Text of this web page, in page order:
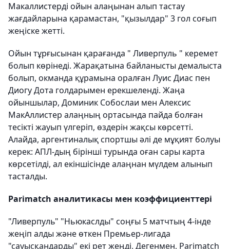
Макаллистерді ойын алаңынан алып тастау
жағдайларына қарамастан, "қызылдар" 3 гол соғып
жеңіске жетті.
Ойын тұрғысынан қарағанда " Ливерпуль " керемет
болып көрінеді. Жарақатына байланысты демалыста
болып, окманда құрамына оралған Луис Диас пен
Диогу Дота голдарымен ерекшеленді. Жаңа
ойыншылар, Доминик Собослаи мен Алексис
МакАллистер алаңның ортасында пайда болған
тесікті жауып үлгеріп, өздерін жақсы көрсетті.
Алайда, аргентиналық спортшы әлі де мұқият болуы
керек: АПЛ-дың бірінші турында оған сары карта
көрсетілді, ал екіншісінде алаңнан мүлдем алынып
тасталды.
Parimatch аналитикасы мен коэффициенттері
"Ливерпуль" "Ньюкаслды" соңғы 5 матчтың 4-інде
жеңіп алды және өткен Премьер-лигада
"сауысқандарды" екі рет жеңді. Дегенмен, Parimatch